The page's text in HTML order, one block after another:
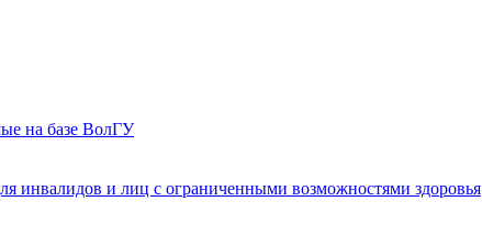
на базе ВолГУ
инвалидов и лиц с ограниченными возможностями здоровья